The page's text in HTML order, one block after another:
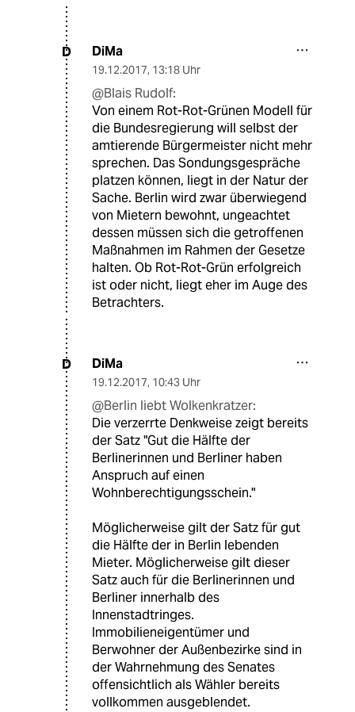
D DiMa
19.12.2017, 13:18 Uhr
@Blais Rudolf:
Von einem Rot-Rot-Grünen Modell für
die Bundesregierung will selbst der
amtierende Bürgermeister nicht mehr
sprechen. Das Sondungsgespräche
platzen können, liegt in der Natur der
Sache. Berlin wird zwar überwiegend
von Mietern bewohnt, ungeachtet
dessen müssen sich die getroffenen
Maßnahmen im Rahmen der Gesetze
halten. Ob Rot-Rot-Grün erfolgreich
ist oder nicht, liegt eher im Auge des
Betrachters.
D DiMa
19.12.2017, 10:43 Uhr
@Berlin liebt Wolkenkratzer:
Die verzerrte Denkweise zeigt bereits
der Satz "Gut die Hälfte der
Berlinerinnen und Berliner haben
Anspruch auf einen
Wohnberechtigungsschein."
Möglicherweise gilt der Satz für gut
die Hälfte der in Berlin lebenden
Mieter. Möglicherweise gilt dieser
Satz auch für die Berlinerinnen und
Berliner innerhalb des
Innenstadtringes.
Immobilieneigentümer und
Berwohner der Außenbezirke sind in
der Wahrnehmung des Senates
offensichtlich als Wähler bereits
vollkommen ausgeblendet.